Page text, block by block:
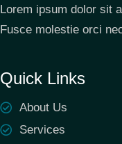
Lorem ipsum dolor sit
Fusce molestie orci
Quick Links
About Us
Services